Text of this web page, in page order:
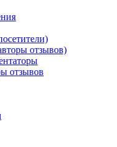
отзывов)
отзывов